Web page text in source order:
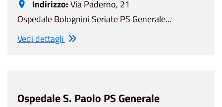
Indirizzo:Via Paderno, 21
Ospedale Bolognini Seriate PS Generale...
Vedi dettagli
Ospedale S. Paolo PS Generale